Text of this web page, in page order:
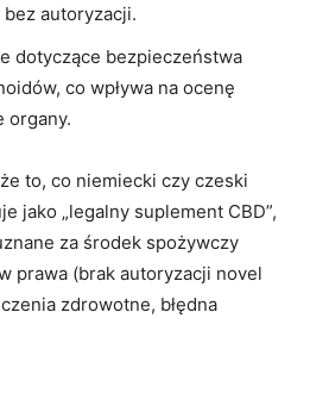
autoryzacji.
dotyczące bezpieczeństwa
co wpływa na ocenę
organy.
to, co niemiecki czy czeski
jako „legalny suplement CBD”,
za środek spożywczy
prawa (brak autoryzacji novel
zdrowotne, błędna